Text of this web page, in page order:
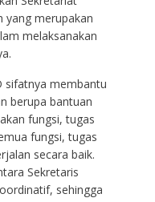
yang merupakan
melaksanakan
sifatnya membantu
berupa bantuan
fungsi, tugas
fungsi, tugas
secara baik.
Sekretaris
sehingga